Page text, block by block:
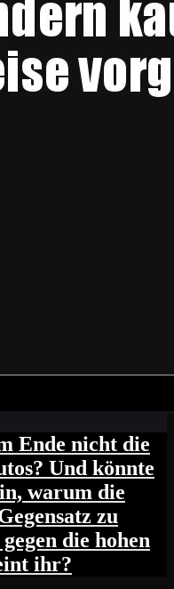
Ende nicht die
Und könnte
warum die
zu
die hohen
ihr?